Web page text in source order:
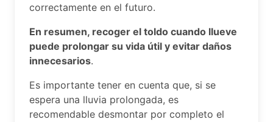
correctamente en el futuro.
En resumen, recoger el toldo cuando llueve
puede prolongar su vida útil y evitar daños
innecesarios.
Es importante tener en cuenta que, si se
espera una lluvia prolongada, es
recomendable desmontar por completo el